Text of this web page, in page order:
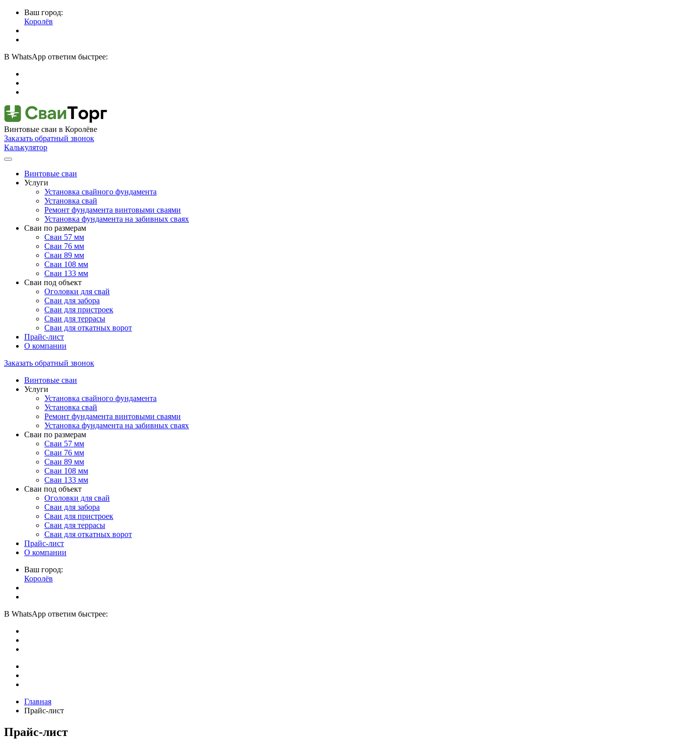
Ваш город:
Королёв
В WhatsApp ответим быстрее:
Винтовые сваи в Королёве
Заказать обратный звонок
Калькулятор
Винтовые сваи
Услуги
Установка свайного фундамента
Установка свай
Ремонт фундамента винтовыми сваями
Установка фундамента на забивных сваях
Сваи по размерам
Сваи 57 мм
Сваи 76 мм
Сваи 89 мм
Сваи 108 мм
Сваи 133 мм
Сваи под объект
Оголовки для свай
Сваи для забора
Сваи для пристроек
Сваи для террасы
Сваи для откатных ворот
Прайс-лист
О компании
Заказать обратный звонок
Винтовые сваи
Услуги
Установка свайного фундамента
Установка свай
Ремонт фундамента винтовыми сваями
Установка фундамента на забивных сваях
Сваи по размерам
Сваи 57 мм
Сваи 76 мм
Сваи 89 мм
Сваи 108 мм
Сваи 133 мм
Сваи под объект
Оголовки для свай
Сваи для забора
Сваи для пристроек
Сваи для террасы
Сваи для откатных ворот
Прайс-лист
О компании
Ваш город:
Королёв
В WhatsApp ответим быстрее:
Главная
Прайс-лист
Прайс-лист